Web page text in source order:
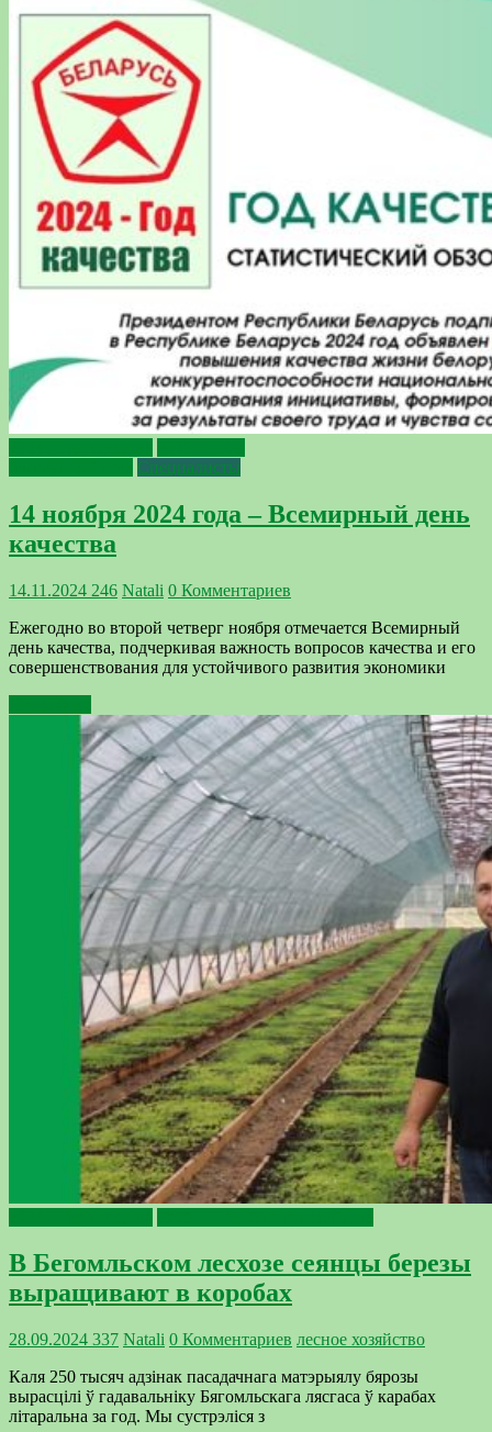
Специалисты
14 ноября 2024 года – Всемирный день
качества
14.11.2024 246 Natali 0 Комментариев
Ежегодно во второй четверг ноября отмечается Всемирный
день качества, подчеркивая важность вопросов качества и его
совершенствования для устойчивого развития экономики
В Бегомльском лесхозе сеянцы березы
выращивают в коробах
28.09.2024 337 Natali 0 Комментариев лесное хозяйство
Каля 250 тысяч адзінак пасадачнага матэрыялу бярозы
вырасцілі ў гадавальніку Бягомльскага лясгаса ў карабах
літаральна за год. Мы сустрэліся з